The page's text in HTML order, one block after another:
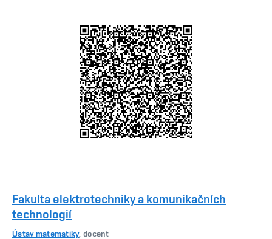
Fakulta elektrotechniky a komunikačních
technologií
Ústav matematiky, docent